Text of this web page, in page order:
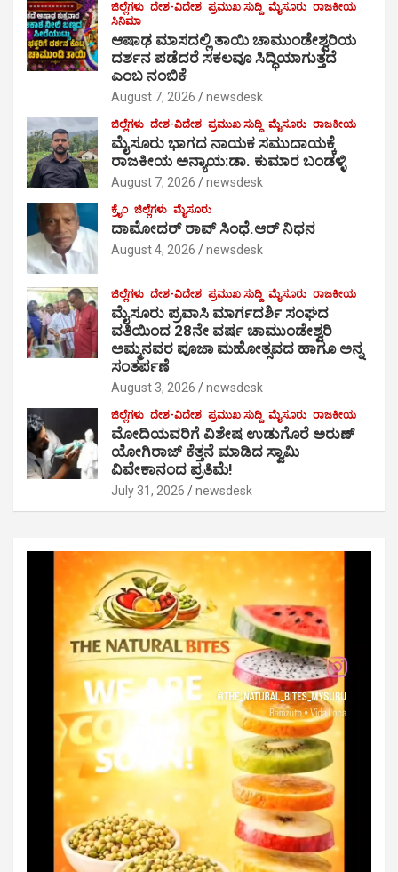
ಜಿಲ್ಲೆಗಳು ದೇಶ-ವಿದೇಶ ಪ್ರಮುಖ ಸುದ್ದಿ ಮೈಸೂರು ರಾಜಕೀಯ
ಸಿನಿಮಾ
ಆಷಾಢ ಮಾಸದಲ್ಲಿ ತಾಯಿ ಚಾಮುಂಡೇಶ್ವರಿಯ
ದರ್ಶನ ಪಡೆದರೆ ಸಕಲವೂ ಸಿದ್ಧಿಯಾಗುತ್ತದೆ
ಎಂಬ ನಂಬಿಕೆ
August 7, 2026 newsdesk
ಜಿಲ್ಲೆಗಳು ದೇಶ-ವಿದೇಶ ಪ್ರಮುಖ ಸುದ್ದಿ ಮೈಸೂರು ರಾಜಕೀಯ
ಮೈಸೂರು ಭಾಗದ ನಾಯಕ ಸಮುದಾಯಕ್ಕೆ
ರಾಜಕೀಯ ಅನ್ಯಾಯ:ಡಾ. ಕುಮಾರ ಬಂಡಳ್ಳಿ
August 7, 2026 newsdesk
ಕ್ರೈಂ ಜಿಲ್ಲೆಗಳು ಮೈಸೂರು
ದಾಮೋದರ್ ರಾವ್ ಸಿಂಧೆ.ಆರ್ ನಿಧನ
August 4, 2026 newsdesk
ಜಿಲ್ಲೆಗಳು ದೇಶ-ವಿದೇಶ ಪ್ರಮುಖ ಸುದ್ದಿ ಮೈಸೂರು ರಾಜಕೀಯ
ಮೈಸೂರು ಪ್ರವಾಸಿ ಮಾರ್ಗದರ್ಶಿ ಸಂಘದ
ವತಿಯಿಂದ 28ನೇ ವರ್ಷ ಚಾಮುಂಡೇಶ್ವರಿ
ಅಮ್ಮನವರ ಪೂಜಾ ಮಹೋತ್ಸವದ ಹಾಗೂ ಅನ್ನ
ಸಂತರ್ಪಣೆ
August 3, 2026 newsdesk
ಜಿಲ್ಲೆಗಳು ದೇಶ-ವಿದೇಶ ಪ್ರಮುಖ ಸುದ್ದಿ ಮೈಸೂರು ರಾಜಕೀಯ
ಮೋದಿಯವರಿಗೆ ವಿಶೇಷ ಉಡುಗೊರೆ ಅರುಣ್
ಯೋಗಿರಾಜ್ ಕೆತ್ತನೆ ಮಾಡಿದ ಸ್ವಾಮಿ
ವಿವೇಕಾನಂದ ಪ್ರತಿಮೆ!
July 31, 2026 newsdesk